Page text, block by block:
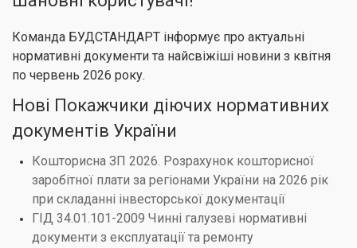
Команда БУДСТАНДАРТ інформує про актуальні
нормативні документи та найсвіжіші новини з квітня
по червень 2026 року.
Нові Покажчики діючих нормативних
документів України
Кошторисна ЗП 2026. Розрахунок кошторисної
заробітної плати за регіонами України на 2026 рік
при складанні інвесторської документації
ГІД 34.01.101-2009 Чинні галузеві нормативні
документи з експлуатації та ремонту